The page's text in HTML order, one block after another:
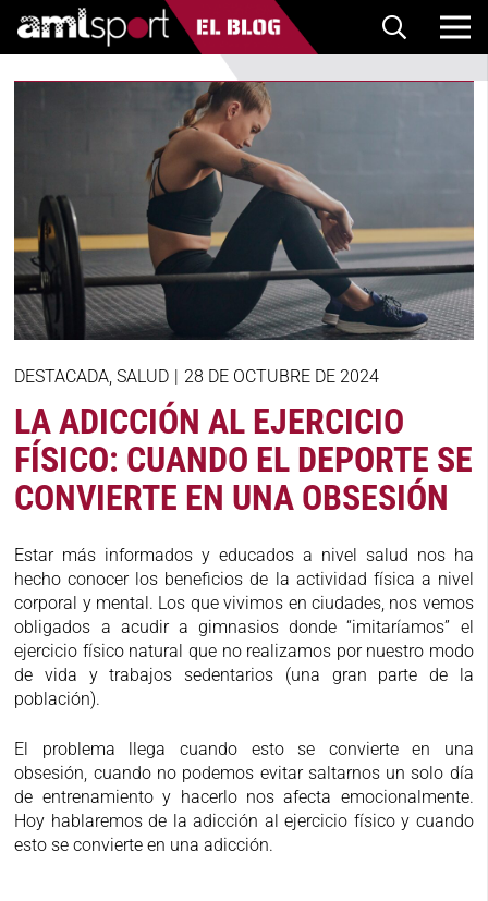
DESTACADA,SALUD | 28 DE OCTUBRE DE 2024
LA ADICCIÓN AL EJERCICIO
FÍSICO: CUANDO EL DEPORTE SE
CONVIERTE EN UNA OBSESIÓN
Estar más informados y educados a nivel salud nos ha
hecho conocer los beneficios de la actividad física a nivel
corporal y mental. Los que vivimos en ciudades, nos vemos
obligados a acudir a gimnasios donde “imitaríamos” el
ejercicio físico natural que no realizamos por nuestro modo
de vida y trabajos sedentarios (una gran parte de la
población).
El problema llega cuando esto se convierte en una
obsesión, cuando no podemos evitar saltarnos un solo día
de entrenamiento y hacerlo nos afecta emocionalmente.
Hoy hablaremos de la adicción al ejercicio físico y cuando
esto se convierte en una adicción.